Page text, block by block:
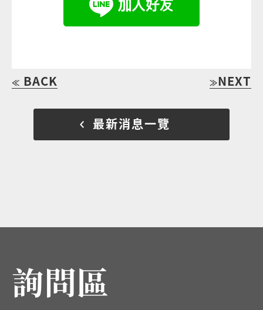
≪ BACK ≫NEXT
最新消息一覽
詢問區